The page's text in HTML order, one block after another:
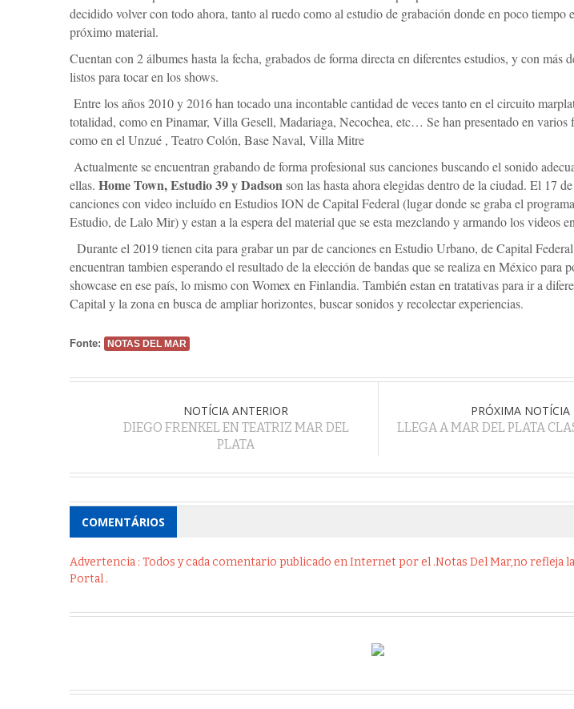
decidido volver con todo ahora, tanto al ruedo como al estudio de grabación donde en poco tiempo
próximo material.
Cuentan con 2 álbumes hasta la fecha, grabados de forma directa en diferentes estudios, y con más
listos para tocar en los shows.
Entre los años 2010 y 2016 han tocado una incontable cantidad de veces tanto en el circuito
totalidad, como en Pinamar, Villa Gesell, Madariaga, Necochea, etc… Se han presentado en varios
como en el Unzué , Teatro Colón, Base Naval, Villa Mitre
Actualmente se encuentran grabando de forma profesional sus canciones buscando el sonido
ellas. Home Town, Estudio 39 y Dadsonson las hasta ahora elegidas dentro de la ciudad. El 17
canciones con video incluído en Estudios ION de Capital Federal (lugar donde se graba el
Estudio, de Lalo Mir) y estan a la espera del material que se esta mezclando y armando los videos
Durante el 2019 tienen cita para grabar un par de canciones en Estudio Urbano, de Capital
encuentran tambien esperando el resultado de la elección de bandas que se realiza en México para
showcase en ese país, lo mismo con Womex en Finlandia. También estan en tratativas para ir a
Capital y la zona en busca de ampliar horizontes, buscar sonidos y recolectar experiencias.
Fonte: NOTAS DEL MAR
NOTÍCIA ANTERIOR
DIEGO FRENKEL EN TEATRIZ MAR DEL
PLATA
PRÓXIMA NOTÍCIA
LLEGA A MAR DEL PLATA
COMENTÁRIOS
Advertencia : Todos y cada comentario publicado en Internet por el .Notas Del Mar,no refleja
Portal .